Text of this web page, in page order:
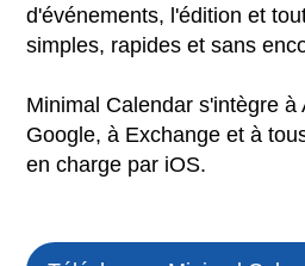
d'événements, l'édition et
simples, rapides et sans
Minimal Calendar s'intègre à
Google, à Exchange et à
en charge par iOS.